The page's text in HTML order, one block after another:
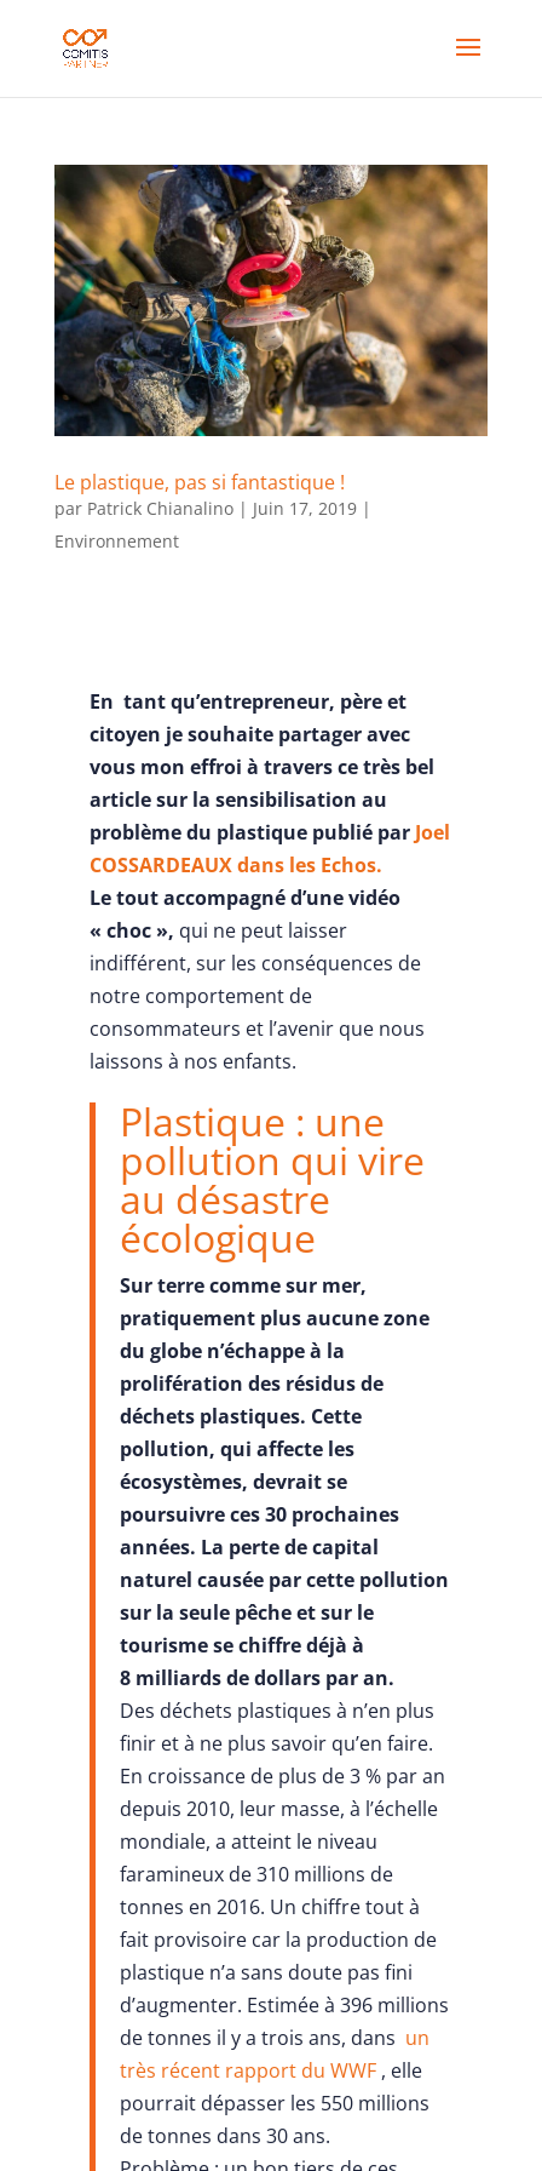
Le plastique, pas si fantastique !
par Patrick Chianalino| Juin 17, 2019|
Environnement
En tant qu’entrepreneur, père et
citoyen je souhaite partager avec
vous mon effroi à travers ce très bel
article sur la sensibilisation au
problème du plastique publié par Joel
COSSARDEAUX dans les Echos.
Le tout accompagné d’une vidéo
« choc », qui ne peut laisser
indifférent, sur les conséquences de
notre comportement de
consommateurs et l’avenir que nous
laissons à nos enfants.
Plastique : une
pollution qui vire
au désastre
écologique
Sur terre comme sur mer,
pratiquement plus aucune zone
du globe n’échappe à la
prolifération des résidus de
déchets plastiques. Cette
pollution, qui affecte les
écosystèmes, devrait se
poursuivre ces 30 prochaines
années. La perte de capital
naturel causée par cette pollution
sur la seule pêche et sur le
tourisme se chiffre déjà à
8 milliards de dollars par an.
Des déchets plastiques à n’en plus
finir et à ne plus savoir qu’en faire.
En croissance de plus de 3 % par an
depuis 2010, leur masse, à l’échelle
mondiale, a atteint le niveau
faramineux de 310 millions de
tonnes en 2016. Un chiffre tout à
fait provisoire car la production de
plastique n’a sans doute pas fini
d’augmenter. Estimée à 396 millions
de tonnes il y a trois ans, dans un
très récent rapport du WWF, elle
pourrait dépasser les 550 millions
de tonnes dans 30 ans.